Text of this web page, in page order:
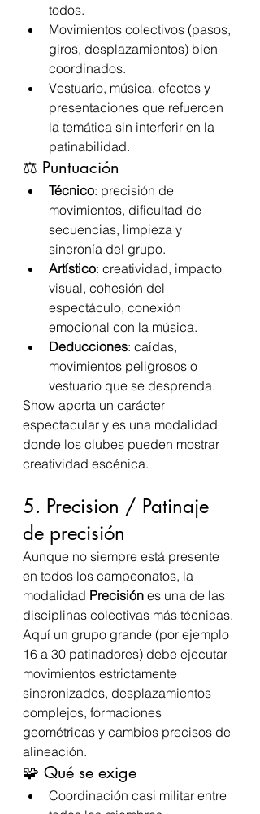
todos.
Movimientos colectivos (pasos,
giros, desplazamientos) bien
coordinados.
Vestuario, música, efectos y
presentaciones que refuercen
la temática sin interferir en la
patinabilidad.
⚖️ Puntuación
Técnico: precisión de
movimientos, dificultad de
secuencias, limpieza y
sincronía del grupo.
Artístico: creatividad, impacto
visual, cohesión del
espectáculo, conexión
emocional con la música.
Deducciones: caídas,
movimientos peligrosos o
vestuario que se desprenda.
Show aporta un carácter
espectacular y es una modalidad
donde los clubes pueden mostrar
creatividad escénica.
5. Precision / Patinaje
de precisión
Aunque no siempre está presente
en todos los campeonatos, la
modalidad Precisión es una de las
disciplinas colectivas más técnicas.
Aquí un grupo grande (por ejemplo
16 a 30 patinadores) debe ejecutar
movimientos estrictamente
sincronizados, desplazamientos
complejos, formaciones
geométricas y cambios precisos de
alineación.
🧩 Qué se exige
Coordinación casi militar entre